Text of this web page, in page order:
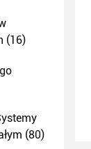
(16)
(80)